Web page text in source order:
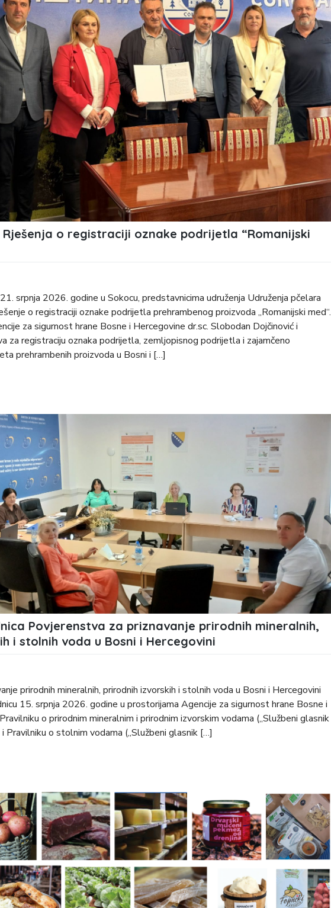
o registraciji oznake podrijetla “Romanijski
srpnja 2026. godine u Sokocu, predstavnicima udruženja Udruženja pčelara
o registraciji oznake podrijetla prehrambenog proizvoda „Romanijski med“.
za sigurnost hrane Bosne i Hercegovine dr.sc. Slobodan Dojčinović i
za registraciju oznaka podrijetla, zemljopisnog podrijetla i zajamčeno
prehrambenih proizvoda u Bosni i […]
Povjerenstva za priznavanje prirodnih mineralnih,
i stolnih voda u Bosni i Hercegovini
prirodnih mineralnih, prirodnih izvorskih i stolnih voda u Bosni i Hercegovini
15. srpnja 2026. godine u prostorijama Agencije za sigurnost hrane Bosne i
o prirodnim mineralnim i prirodnim izvorskim vodama („Službeni glasnik
Pravilniku o stolnim vodama („Službeni glasnik […]